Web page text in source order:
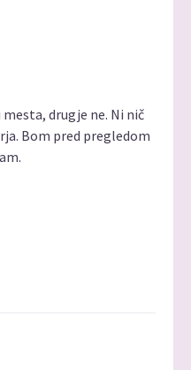
drugje ne. Ni nič
Bom pred pregledom